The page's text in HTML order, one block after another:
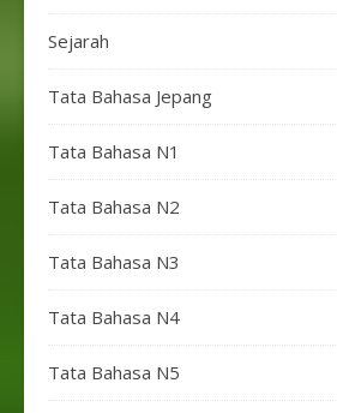
Sejarah
Tata Bahasa Jepang
Tata Bahasa N1
Tata Bahasa N2
Tata Bahasa N3
Tata Bahasa N4
Tata Bahasa N5